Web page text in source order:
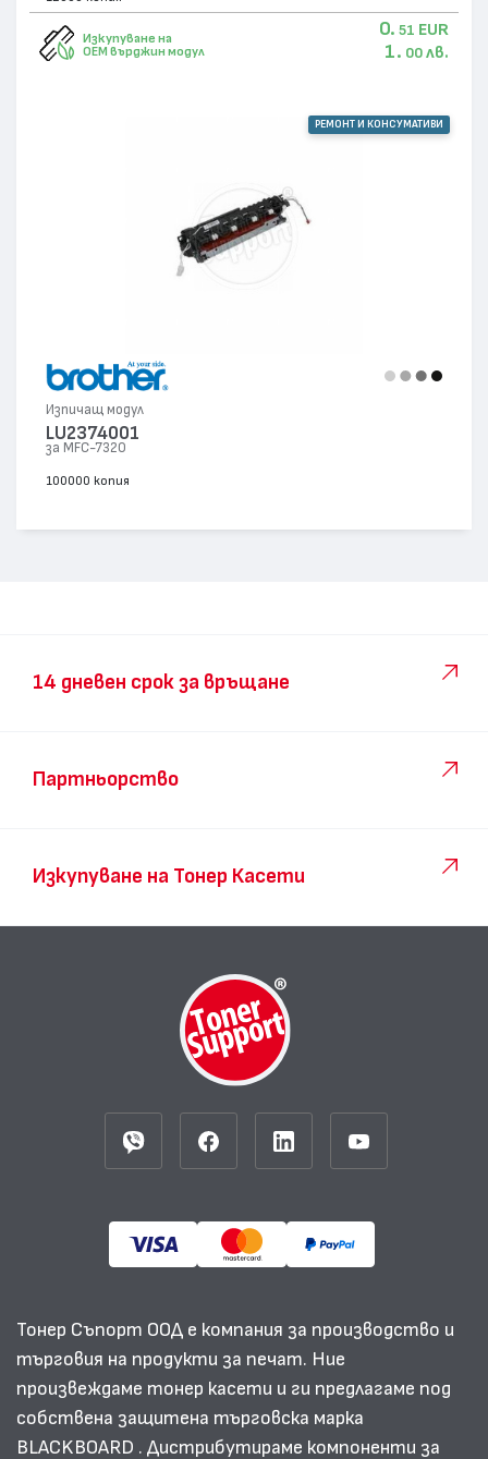
Изкупуване на
OEM върджин модул
0. 51 EUR
1. 00 лв.
РЕМОНТ И КОНСУМАТИВИ
Изпичащ модул
LU2374001
за MFC-7320
100000 копия
14 дневен срок за връщане
Партньорство
Изкупуване на Тонер Касети
Тонер Съпорт ООД е компания за производство и
търговия на продукти за печат. Ние
произвеждаме тонер касети и ги предлагаме под
собствена защитена търговска марка
BLACKBOARD . Дистрибутираме компоненти за